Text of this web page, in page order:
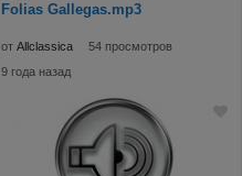
Folias Gallegas.mp3
от Allclassica
54 просмотров
9 года назад